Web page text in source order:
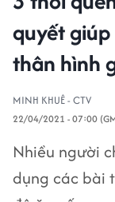
quyết
thân hình
MINH KHUÊ - CTV
22/04/2021 - 07:00
Nhiều người
dụng các bài